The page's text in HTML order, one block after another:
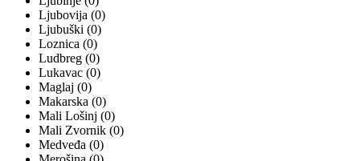
Ljubovija (0)
Ljubuški (0)
Loznica (0)
Ludbreg (0)
Lukavac (0)
Maglaj (0)
Makarska (0)
Mali Lošinj (0)
Mali Zvornik (0)
Medveđa (0)